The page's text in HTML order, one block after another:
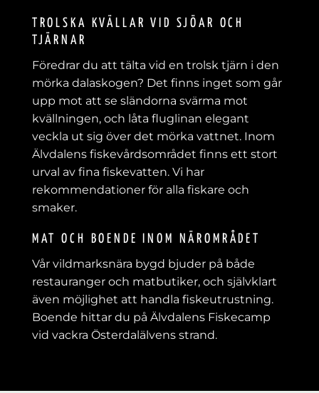
TROLSKA KVÄLLAR VID SJÖAR OCH
TJÄRNAR
Föredrar du att tälta vid en trolsk tjärn i den
mörka dalaskogen? Det finns inget som går
upp mot att se sländorna svärma mot
kvällningen, och låta fluglinan elegant
veckla ut sig över det mörka vattnet. Inom
Älvdalens fiskevårdsområdet finns ett stort
urval av fina fiskevatten. Vi har
rekommendationer för alla fiskare och
smaker.
MAT OCH BOENDE INOM NÄROMRÅDET
Vår vildmarksnära bygd bjuder på både
restauranger och matbutiker, och självklart
även möjlighet att handla fiskeutrustning.
Boende hittar du på Älvdalens Fiskecamp
vid vackra Österdalälvens strand.